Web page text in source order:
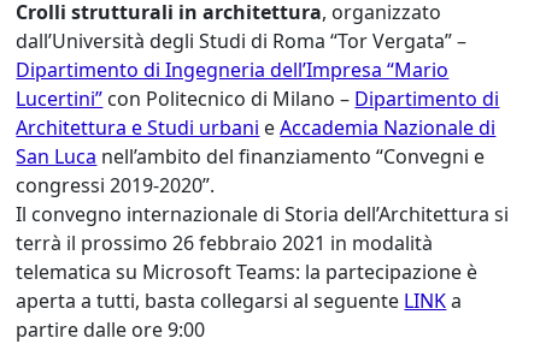
Crolli strutturali in architettura, organizzato
dall’Università degli Studi di Roma “Tor Vergata” –
Dipartimento di Ingegneria dell’Impresa “Mario
Lucertini” con Politecnico di Milano – Dipartimento di
Architettura e Studi urbani eAccademia Nazionale di
San Luca nell’ambito del finanziamento “Convegni e
congressi 2019-2020”.
Il convegno internazionale di Storia dell’Architettura si
terrà il prossimo 26 febbraio 2021 in modalità
telematica su Microsoft Teams: la partecipazione è
aperta a tutti, basta collegarsi al seguente LINKa
partire dalle ore 9:00